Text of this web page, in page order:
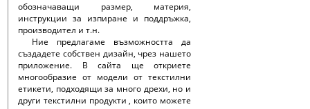
обозначаващи размер, материя,
инструкции за изпиране и поддръжка,
производител и т.н.
Ние предлагаме възможността да
създадете собствен дизайн, чрез нашето
приложение. В сайта ще откриете
многообразие от модели от текстилни
етикети, подходящи за много дрехи, но и
други текстилни продукти , които можете